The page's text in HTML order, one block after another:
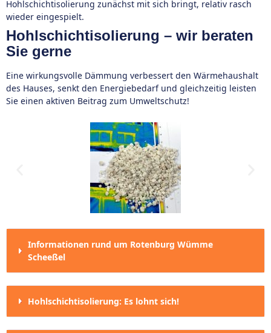
Hohlschichtisolierung zunächst mit sich bringt, relativ rasch
wieder eingespielt.
Hohlschichtisolierung – wir beraten
Sie gerne
Eine wirkungsvolle Dämmung verbessert den Wärmehaushalt
des Hauses, senkt den Energiebedarf und gleichzeitig leisten
Sie einen aktiven Beitrag zum Umweltschutz!
Informationen rund um Rotenburg Wümme
Scheeßel
Hohlschichtisolierung: Es lohnt sich!